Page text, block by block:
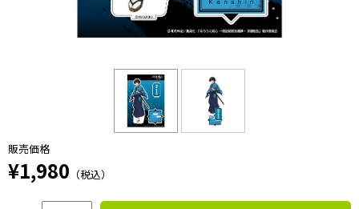
販売価格
¥1,980 （税込）